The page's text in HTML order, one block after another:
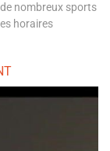
nombreux sports
horaires